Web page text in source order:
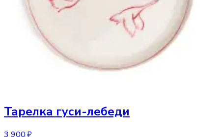
Тарелка гуси-лебеди
3 900 ₽